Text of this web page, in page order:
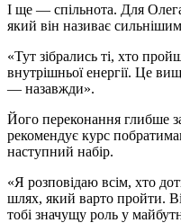
І ще — спільнота. Для
який він називає
«Тут зібрались ті, хто
внутрішньої енергії. Це
— назавжди».
Його переконання глибше
рекомендує курс
наступний набір.
«Я розповідаю всім, хто
шлях, який варто пройти.
тобі значущу роль у